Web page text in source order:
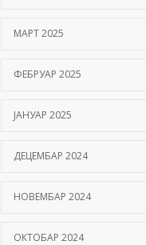
МАРТ 2025
ФЕБРУАР 2025
ЈАНУАР 2025
ДЕЦЕМБАР 2024
НОВЕМБАР 2024
ОКТОБАР 2024